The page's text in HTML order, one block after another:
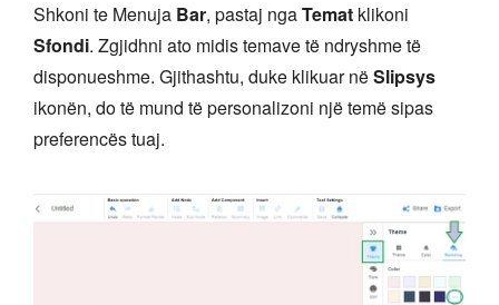
Shkoni te Menuja Bar, pastaj ngaTemat klikoni
Sfondi. Zgjidhni ato midis temave të ndryshme të
disponueshme. Gjithashtu, duke klikuar nëSlipsys
ikonën, do të mund të personalizoni një temë sipas
preferencës tuaj.